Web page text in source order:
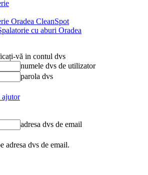
Oradea CleanSpot
cu aburi Oradea
vă in contul dvs
numele dvs de utilizator
parola dvs
ajutor
adresa dvs de email
adresa dvs de email.